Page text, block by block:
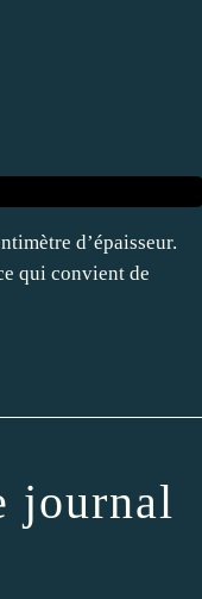
d’épaisseur.
qui convient de
journal